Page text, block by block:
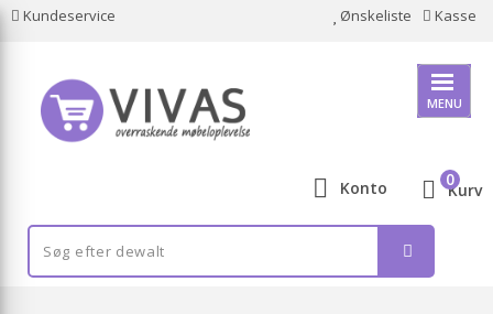
Kundeservice Ønskeliste Kasse
MENU
Konto Kurv
0